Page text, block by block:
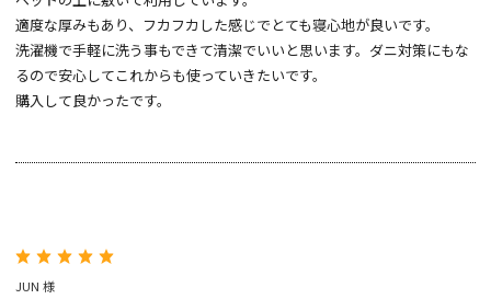
適度な厚みもあり、フカフカした感じでとても寝心地が良いです。
洗濯機で手軽に洗う事もできて清潔でいいと思います。ダニ対策にもな
るので安心してこれからも使っていきたいです。
購入して良かったです。
JUN 様